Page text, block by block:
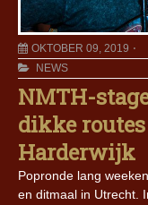
OKTOBER 09, 2019
NEWS
NMTH-
dikke
Harderwijk
Popronde lang
en ditmaal in Utrecht.